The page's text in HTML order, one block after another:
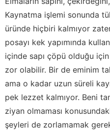
Kaynatma işlemi sonunda
üründe hiçbiri kalmıyor
posayı kek yapımında
içinde sapı çöpü olduğu için
zor olabilir. Bir de eminim
ama o kadar uzun süreli
pek lezzet kalmıyor. Beni
ziyan olmaması
şeyleri de zorlamamak